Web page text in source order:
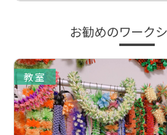
お勧めのワーク
教室